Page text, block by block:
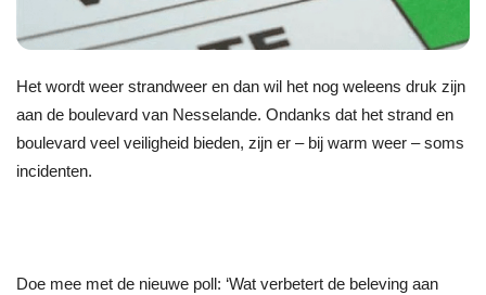
Het wordt weer strandweer en dan wil het nog weleens druk zijn
aan de boulevard van Nesselande. Ondanks dat het strand en
boulevard veel veiligheid bieden, zijn er – bij warm weer – soms
incidenten.
Doe mee met de nieuwe poll: ‘Wat verbetert de beleving aan